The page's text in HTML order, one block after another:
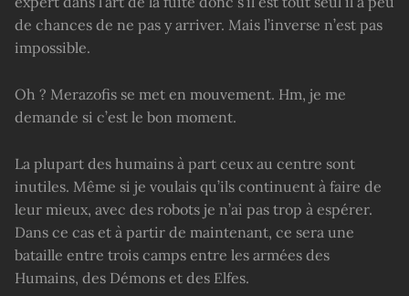
de chances de ne pas y arriver. Mais l’inverse n’est pas
impossible.
Oh ? Merazofis se met en mouvement. Hm, je me
demande si c’est le bon moment.
La plupart des humains à part ceux au centre sont
inutiles. Même si je voulais qu’ils continuent à faire de
leur mieux, avec des robots je n’ai pas trop à espérer.
Dans ce cas et à partir de maintenant, ce sera une
bataille entre trois camps entre les armées des
Humains, des Démons et des Elfes.